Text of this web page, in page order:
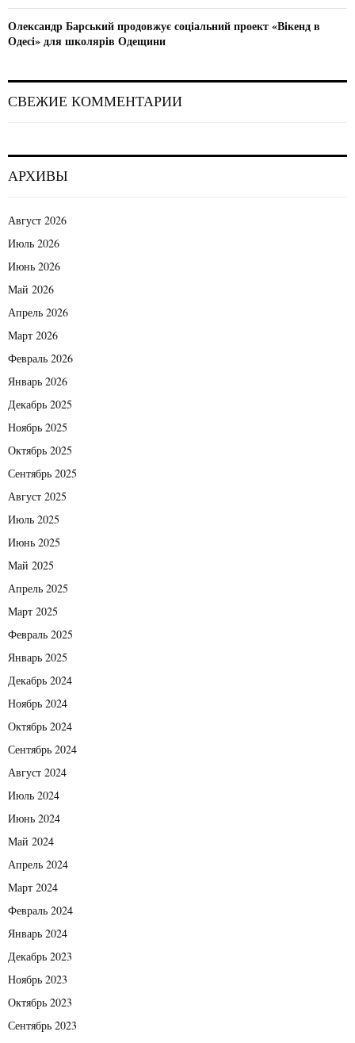
Олександр Барський продовжує соціальний проект «Вікенд в
Одесі» для школярів Одещини
СВЕЖИЕ КОММЕНТАРИИ
АРХИВЫ
Август 2026
Июль 2026
Июнь 2026
Май 2026
Апрель 2026
Март 2026
Февраль 2026
Январь 2026
Декабрь 2025
Ноябрь 2025
Октябрь 2025
Сентябрь 2025
Август 2025
Июль 2025
Июнь 2025
Май 2025
Апрель 2025
Март 2025
Февраль 2025
Январь 2025
Декабрь 2024
Ноябрь 2024
Октябрь 2024
Сентябрь 2024
Август 2024
Июль 2024
Июнь 2024
Май 2024
Апрель 2024
Март 2024
Февраль 2024
Январь 2024
Декабрь 2023
Ноябрь 2023
Октябрь 2023
Сентябрь 2023